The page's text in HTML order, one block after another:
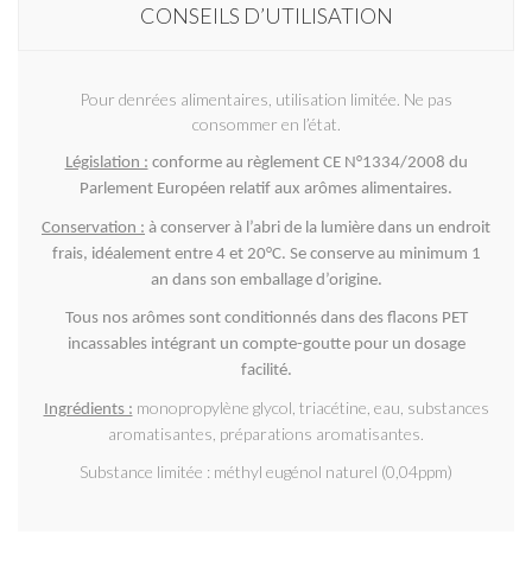
CONSEILS D’UTILISATION
Pour denrées alimentaires, utilisation limitée. Ne pas
consommer en l’état.
Législation : conforme au règlement CE N°1334/2008 du
Parlement Européen relatif aux arômes alimentaires.
Conservation : à conserver à l’abri de la lumière dans un endroit
frais, idéalement entre 4 et 20°C. Se conserve au minimum 1
an dans son emballage d’origine.
Tous nos arômes sont conditionnés dans des flacons PET
incassables intégrant un compte-goutte pour un dosage
facilité.
Ingrédients : monopropylène glycol, triacétine, eau, substances
aromatisantes, préparations aromatisantes.
Substance limitée : méthyl eugénol naturel (0,04ppm)